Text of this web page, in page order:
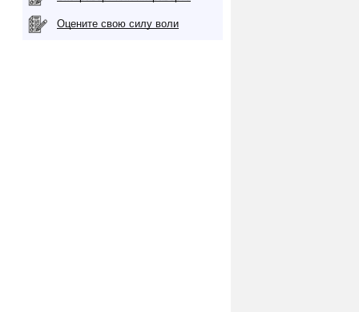
Оцените свою силу воли